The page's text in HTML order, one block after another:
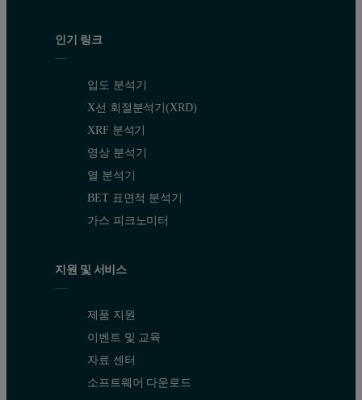
인기 링크
입도 분석기
X선 회절분석기(XRD)
XRF 분석기
영상 분석기
열 분석기
BET 표면적 분석기
가스 피크노미터
지원 및 서비스
제품 지원
이벤트 및 교육
자료 센터
소프트웨어 다운로드